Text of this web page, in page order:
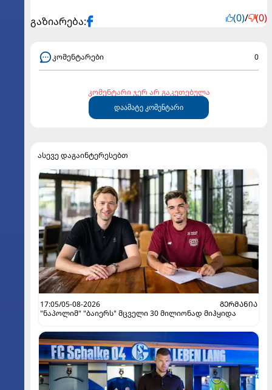
გაზიარება: (0)/ (0)
კომენტარები 0
კომენტარი ჯერ არ გაკეთებულა
დაამატე კომენტარი
ასევე დაგაინტერესებთ
17:05/05-08-2026
ᲒᲔᲠᲛᲐᲜᲘᲐ
"ნაპოლიმ" "ბაიერს" მცველი 30 მილიონად მიჰყიდა